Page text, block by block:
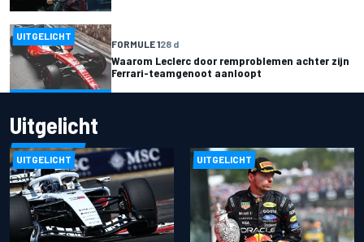
UITGELICHT
FORMULE 128 d
Waarom Leclerc door remproblemen achter zijn
Ferrari-teamgenoot aanloopt
Uitgelicht
UITGELICHT UITGELICHT